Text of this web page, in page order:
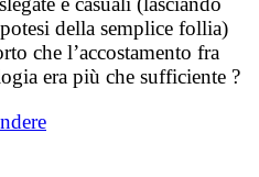
della semplice follia)
che l’accostamento fra
era più che sufficiente ?